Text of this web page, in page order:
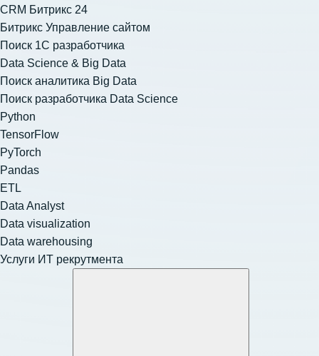
CRM Битрикс 24
Битрикс Управление сайтом
Поиск 1С разработчика
Data Science & Big Data
Поиск аналитика Big Data
Поиск разработчика Data Science
Python
TensorFlow
PyTorch
Pandas
ETL
Data Analyst
Data visualization
Data warehousing
Услуги ИТ рекрутмента